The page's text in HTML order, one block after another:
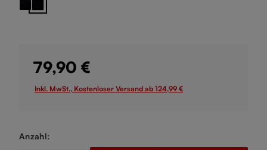
Schwarze Bodenplatte
Schwarzer Stiel
79,90 €
Inkl. MwSt., Kostenloser Versand ab 124,99 €
Anzahl: